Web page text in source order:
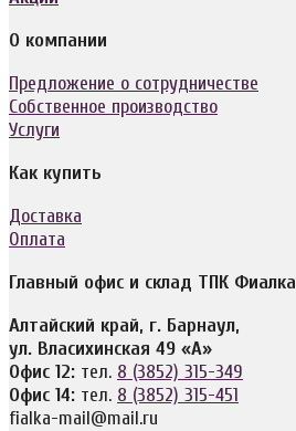
О компании
Предложение о сотрудничестве
Собственное производство
Услуги
Как купить
Доставка
Оплата
Главный офис и склад ТПК Фиалка
Алтайский край, г. Барнаул,
ул. Власихинская 49 «А»
Офис 12: тел. 8 (3852) 315-349
Офис 14: тел. 8 (3852) 315-451
fialka-mail@mail.ru